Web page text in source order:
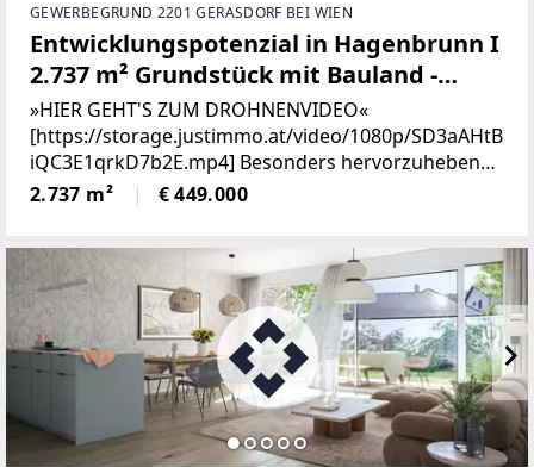
GEWERBEGRUND 2201 GERASDORF BEI WIEN
Entwicklungspotenzial in Hagenbrunn I
2.737 m² Grundstück mit Bauland -
Betriebsflächenwidmung
»HIER GEHT'S ZUM DROHNENVIDEO«
[https://storage.justimmo.at/video/1080p/SD3aAHtB
iQC3E1qrkD7b2E.mp4] Besonders hervorzuheben
ist die Widmung als Bauland – Betriebsgebiet (BB).
Diese Widmung eröffnet vielfältige
2.737 m² € 449.000